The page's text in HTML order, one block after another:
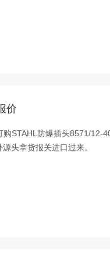
价
STAHL防爆插头8571/12-
头拿货报关进口过来。